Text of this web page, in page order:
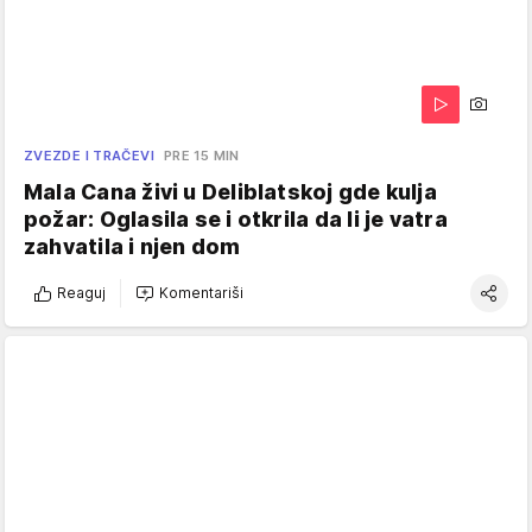
ZVEZDE I TRAČEVI PRE 15 MIN
Mala Cana živi u Deliblatskoj gde kulja
požar: Oglasila se i otkrila da li je vatra
zahvatila i njen dom
Reaguj Komentariši